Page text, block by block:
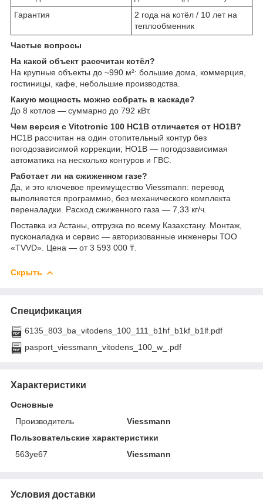
Гарантия
2 года на котёл / 10 лет на
теплообменник
Частые вопросы
На какой объект рассчитан котёл?
На крупные объекты до ~990 м²: большие дома, коммерция,
гостиницы, кафе, небольшие производства.
Какую мощность можно собрать в каскаде?
До 8 котлов — суммарно до 792 кВт.
Чем версия с Vitotronic 100 HC1B отличается от HO1B?
HC1B рассчитан на один отопительный контур без
погодозависимой коррекции; HO1B — погодозависимая
автоматика на несколько контуров и ГВС.
Работает ли на сжиженном газе?
Да, и это ключевое преимущество Viessmann: перевод
выполняется программно, без механического комплекта
переналадки. Расход сжиженного газа — 7,33 кг/ч.
Поставка из Астаны, отгрузка по всему Казахстану. Монтаж,
пусконаладка и сервис — авторизованные инженеры ТОО
«TVVD». Цена — от 3 593 000 ₸.
Скрыть
Спецификация
6135_803_ba_vitodens_100_111_b1hf_b1kf_b1lf.pdf
pasport_viessmann_vitodens_100_w_.pdf
Характеристики
Основные
Производитель
Viessmann
Пользовательские характеристики
563уе67
Viessmann
Условия доставки